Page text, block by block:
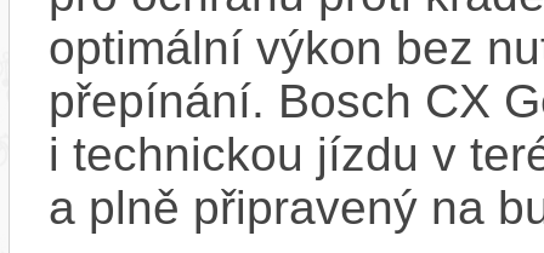
optimální výkon bez
přepínání. Bosch CX
i technickou jízdu v
a plně připravený na